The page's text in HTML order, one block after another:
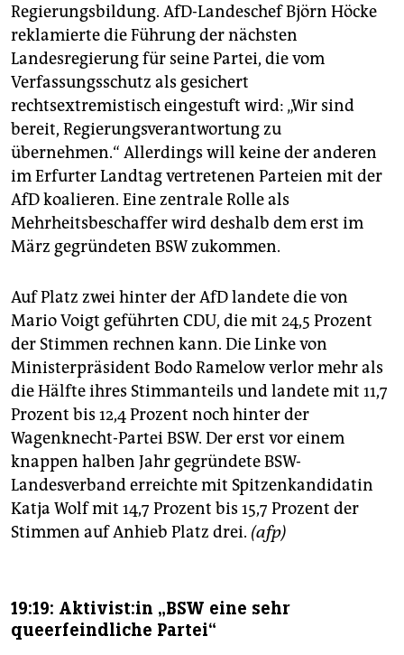
Regierungsbildung. AfD-Landeschef Björn Höcke
reklamierte die Führung der nächsten
Landesregierung für seine Partei, die vom
Verfassungsschutz als gesichert
rechtsextremistisch eingestuft wird: „Wir sind
bereit, Regierungsverantwortung zu
übernehmen.“ Allerdings will keine der anderen
im Erfurter Landtag vertretenen Parteien mit der
AfD koalieren. Eine zentrale Rolle als
Mehrheitsbeschaffer wird deshalb dem erst im
März gegründeten BSW zukommen.
Auf Platz zwei hinter der AfD landete die von
Mario Voigt geführten CDU, die mit 24,5 Prozent
der Stimmen rechnen kann. Die Linke von
Ministerpräsident Bodo Ramelow verlor mehr als
die Hälfte ihres Stimmanteils und landete mit 11,7
Prozent bis 12,4 Prozent noch hinter der
Wagenknecht-Partei BSW. Der erst vor einem
knappen halben Jahr gegründete BSW-
Landesverband erreichte mit Spitzenkandidatin
Katja Wolf mit 14,7 Prozent bis 15,7 Prozent der
Stimmen auf Anhieb Platz drei. (afp)
19:19: Ak­ti­vis­t:in „BSW eine sehr
queerfeindliche Partei“